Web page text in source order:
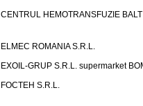
CENTRUL HEMOTRANSFUZIE
ELMEC ROMANIA S.R.L.
EXOIL-GRUP S.R.L. supermarket
FOCTEH S.R.L.